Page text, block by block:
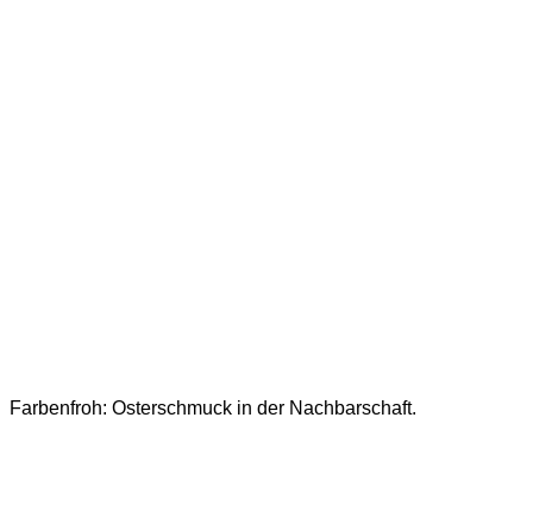
Farbenfroh: Osterschmuck in der Nachbarschaft.